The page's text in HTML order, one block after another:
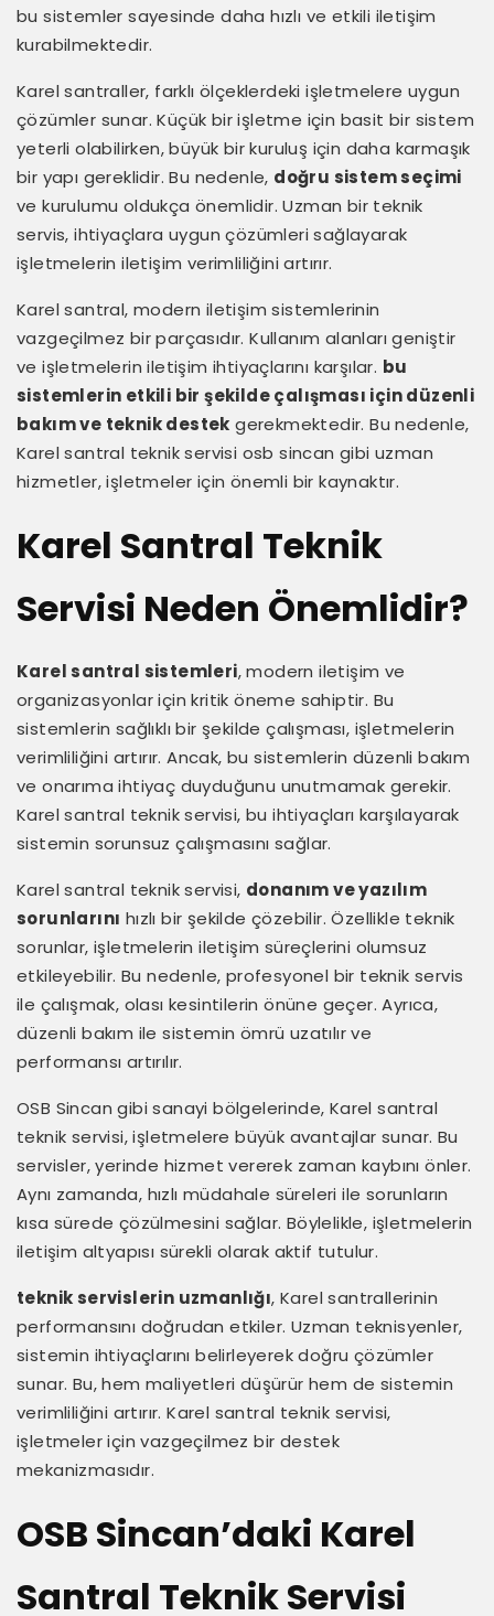
bu sistemler sayesinde daha hızlı ve etkili iletişim
kurabilmektedir.
Karel santraller, farklı ölçeklerdeki işletmelere uygun
çözümler sunar. Küçük bir işletme için basit bir sistem
yeterli olabilirken, büyük bir kuruluş için daha karmaşık
bir yapı gereklidir. Bu nedenle, doğru sistem seçimi
ve kurulumu oldukça önemlidir. Uzman bir teknik
servis, ihtiyaçlara uygun çözümleri sağlayarak
işletmelerin iletişim verimliliğini artırır.
Karel santral, modern iletişim sistemlerinin
vazgeçilmez bir parçasıdır. Kullanım alanları geniştir
ve işletmelerin iletişim ihtiyaçlarını karşılar. bu
sistemlerin etkili bir şekilde çalışması için düzenli
bakım ve teknik destek gerekmektedir. Bu nedenle,
Karel santral teknik servisi osb sincan gibi uzman
hizmetler, işletmeler için önemli bir kaynaktır.
Karel Santral Teknik
Servisi Neden Önemlidir?
Karel santral sistemleri, modern iletişim ve
organizasyonlar için kritik öneme sahiptir. Bu
sistemlerin sağlıklı bir şekilde çalışması, işletmelerin
verimliliğini artırır. Ancak, bu sistemlerin düzenli bakım
ve onarıma ihtiyaç duyduğunu unutmamak gerekir.
Karel santral teknik servisi, bu ihtiyaçları karşılayarak
sistemin sorunsuz çalışmasını sağlar.
Karel santral teknik servisi, donanım ve yazılım
sorunlarını hızlı bir şekilde çözebilir. Özellikle teknik
sorunlar, işletmelerin iletişim süreçlerini olumsuz
etkileyebilir. Bu nedenle, profesyonel bir teknik servis
ile çalışmak, olası kesintilerin önüne geçer. Ayrıca,
düzenli bakım ile sistemin ömrü uzatılır ve
performansı artırılır.
OSB Sincan gibi sanayi bölgelerinde, Karel santral
teknik servisi, işletmelere büyük avantajlar sunar. Bu
servisler, yerinde hizmet vererek zaman kaybını önler.
Aynı zamanda, hızlı müdahale süreleri ile sorunların
kısa sürede çözülmesini sağlar. Böylelikle, işletmelerin
iletişim altyapısı sürekli olarak aktif tutulur.
teknik servislerin uzmanlığı, Karel santrallerinin
performansını doğrudan etkiler. Uzman teknisyenler,
sistemin ihtiyaçlarını belirleyerek doğru çözümler
sunar. Bu, hem maliyetleri düşürür hem de sistemin
verimliliğini artırır. Karel santral teknik servisi,
işletmeler için vazgeçilmez bir destek
mekanizmasıdır.
OSB Sincan’daki Karel
Santral Teknik Servisi